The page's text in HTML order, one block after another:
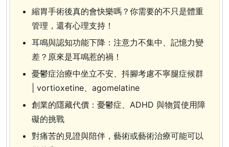
縮胃手術後真的會快樂嗎？你需要的不只是體重
管理，還有心理支持！
耳鳴與認知功能下降：注意力不集中、記憶力變
差？原來是耳鳴惹的禍！
憂鬱症治療中坐立不安、抖腳考慮不寧腿症候群
| vortioxetine、agomelatine
創業的隱藏代價：憂鬱症、ADHD 與物質使用障
礙的挑戰
對痛苦的見證與陪伴，藝術或藝術治療可能可以